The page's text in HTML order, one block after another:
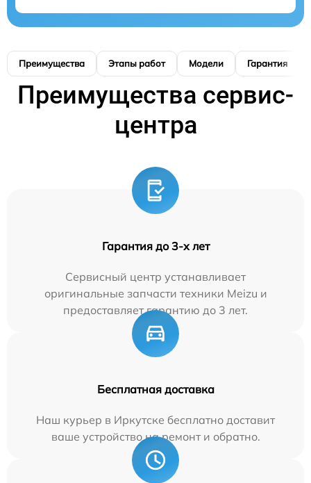
Преимущества Этапы работ Модели Гарантия
Преимущества сервис-
центра
Гарантия до 3-х лет
Сервисный центр устанавливает
оригинальные запчасти техники Meizu и
предоставляет гарантию до 3 лет.
Бесплатная доставка
Наш курьер в Иркутске бесплатно доставит
ваше устройство на ремонт и обратно.